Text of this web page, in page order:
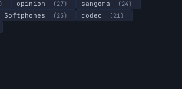
opinion (27) sangoma
(24)
Softphones (23) codec
(21)